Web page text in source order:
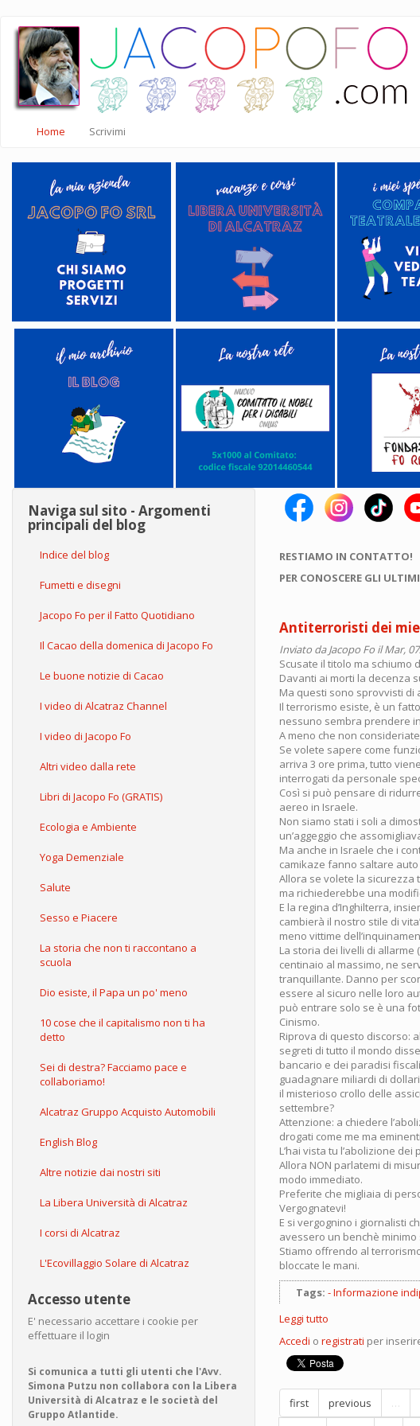
Salta
contenuto
principale
Home Scrivimi
Naviga sul sito - Argomenti
principali del blog
Indice del blog
Fumetti e disegni
Jacopo Fo per il Fatto Quotidiano
Il Cacao della domenica di Jacopo Fo
Le buone notizie di Cacao
I video di Alcatraz Channel
I video di Jacopo Fo
Altri video dalla rete
Libri di Jacopo Fo (GRATIS)
Ecologia e Ambiente
Yoga Demenziale
Salute
Sesso e Piacere
La storia che non ti raccontano a
scuola
Dio esiste, il Papa un po' meno
10 cose che il capitalismo non ti ha
detto
Sei di destra? Facciamo pace e
collaboriamo!
Alcatraz Gruppo Acquisto Automobili
English Blog
Altre notizie dai nostri siti
La Libera Università di Alcatraz
I corsi di Alcatraz
L'Ecovillaggio Solare di Alcatraz
Accesso utente
E' necessario accettare i cookie per
effettuare il login
Si comunica a tutti gli utenti che l'Avv.
Simona Putzu non collabora con la Libera
Università di Alcatraz e le società del
Gruppo Atlantide.
RESTIAMO IN CONTATTO!
PER CONOSCERE GLI
Antiterroristi dei
Inviato daJacopo Fo il Mar,
Scusate il titolo ma schiumo
Davanti ai morti la decenza
Ma questi sono sprovvisti di
Il terrorismo esiste, è un
nessuno sembra prendere
A meno che non
Se volete sapere come
arriva 3 ore prima, tutto
interrogati da personale
Così si può pensare di
aereo in Israele.
Non siamo stati i soli a
un’aggeggio che
Ma anche in Israele che i
camikaze fanno saltare
Allora se volete la sicurezza
ma richiederebbe una
E la regina d’Inghilterra,
cambierà il nostro stile di
meno vittime
La storia dei livelli di allarme
centinaio al massimo, ne
tranquillante. Danno per
essere al sicuro nelle loro
può entrare solo se è una
Cinismo.
Riprova di questo discorso:
segreti di tutto il mondo
bancario e dei paradisi
guadagnare miliardi di
il misterioso crollo delle
settembre?
Attenzione: a chiedere
drogati come me ma
L’hai vista tu l’abolizione dei
Allora NON parlatemi di
modo immediato.
Preferite che migliaia di
Vergognatevi!
E si vergognino i giornalisti
avessero un benchè minimo
Stiamo offrendo al
bloccate le mani.
Tags:
Informazione
Leggi tutto
dei
miei
coglioni.
Accedi o registrati per
first previous …